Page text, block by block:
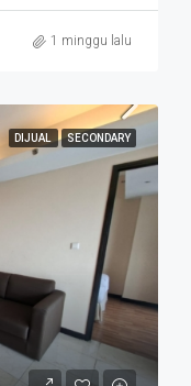
1 minggu lalu
DIJUAL SECONDARY